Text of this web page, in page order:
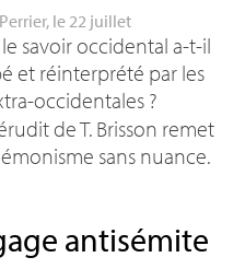
, le 22 juillet
savoir occidental a-t-il
et réinterprété par les
occidentales ?
de T. Brisson remet
sans nuance.
antisémite